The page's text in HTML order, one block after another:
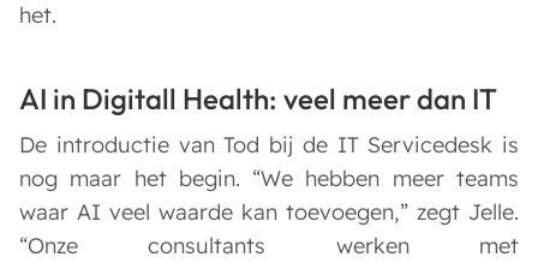
het.
AI in Digitall Health: veel meer dan IT
De introductie van Tod bij de IT Servicedesk is
nog maar het begin. “We hebben meer teams
waar AI veel waarde kan toevoegen,” zegt Jelle.
“Onze consultants werken met